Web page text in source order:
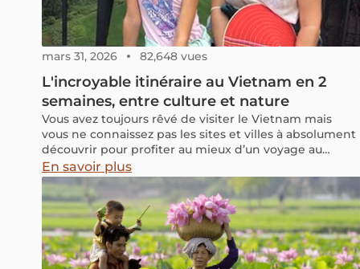
mars 31, 2026 82,648 vues
L'incroyable itinéraire au Vietnam en 2
semaines, entre culture et nature
Vous avez toujours rêvé de visiter le Vietnam mais
vous ne connaissez pas les sites et villes à absolument
découvrir pour profiter au mieux d’un voyage au
Vietnam en 2 semaines ?
En savoir plus